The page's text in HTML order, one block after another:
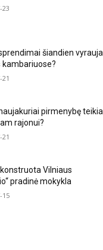
23
šiandien vyrauja
kambariuose?
21
pirmenybę teikia
rajonui?
21
Vilniaus
pradinė mokykla
15